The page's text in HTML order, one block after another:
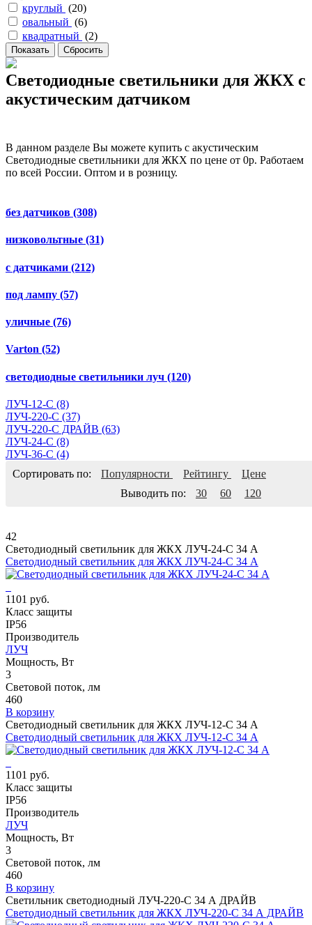
круглый (20)
овальный (6)
квадратный (2)
Светодиодные светильники для ЖКХ с
акустическим датчиком
В данном разделе Вы можете купить с акустическим
Светодиодные светильники для ЖКХ по цене от 0р. Работаем
по всей России. Оптом и в розницу.
без датчиков (308)
низковольтные (31)
с датчиками (212)
под лампу (57)
уличные (76)
Varton (52)
светодиодные светильники луч (120)
ЛУЧ-12-С (8)
ЛУЧ-220-С (37)
ЛУЧ-220-С ДРАЙВ (63)
ЛУЧ-24-С (8)
ЛУЧ-36-С (4)
Сортировать по:
Популярности Рейтингу
Цене
Выводить по:
30 60 120
42
Светодиодный светильник для ЖКХ ЛУЧ-24-С 34 А
Светодиодный светильник для ЖКХ ЛУЧ-24-С 34 А
1101 руб.
Класс защиты
IP56
Производитель
ЛУЧ
Мощность, Вт
3
Световой поток, лм
460
В корзину
Светодиодный светильник для ЖКХ ЛУЧ-12-С 34 А
Светодиодный светильник для ЖКХ ЛУЧ-12-С 34 А
1101 руб.
Класс защиты
IP56
Производитель
ЛУЧ
Мощность, Вт
3
Световой поток, лм
460
В корзину
Светильник светодиодный ЛУЧ-220-С 34 А ДРАЙВ
Светодиодный светильник для ЖКХ ЛУЧ-220-С 34 А ДРАЙВ